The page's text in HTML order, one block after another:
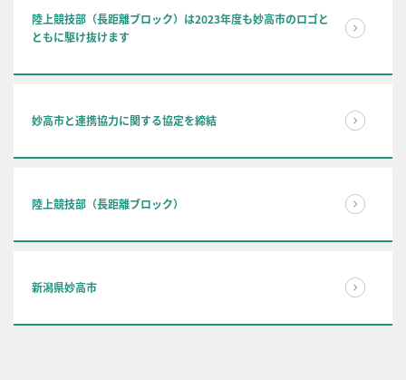
陸上競技部（長距離ブロック）は2023年度も妙高市のロゴと
ともに駆け抜けます
妙高市と連携協力に関する協定を締結
陸上競技部（長距離ブロック）
新潟県妙高市